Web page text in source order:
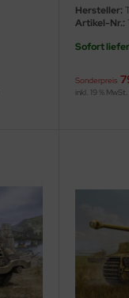
Hersteller:
Artikel-Nr.:
Sofort
Sonderpreis
inkl. 19 %